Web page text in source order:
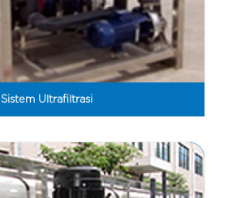
Sistem Ultrafiltrasi